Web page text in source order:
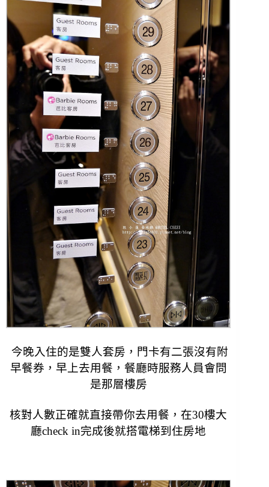
今晚入住的是雙人套房，門卡有二張沒有附
早餐券， 早上去用餐，餐廳時服務人員會問
是那層樓房
核對人數正確就直接帶你去用餐，在30樓大
廳check in完成後就搭電梯到住房地